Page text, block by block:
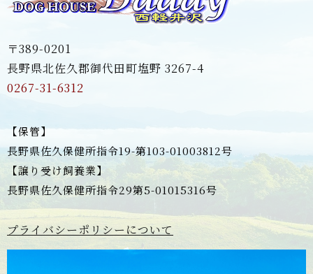
〒389-0201
長野県北佐久郡御代田町塩野 3267-4
0267-31-6312
【保管】
長野県佐久保健所指令19-第103-01003812号
【譲り受け飼養業】
長野県佐久保健所指令29第5-01015316号
プライバシーポリシーについて